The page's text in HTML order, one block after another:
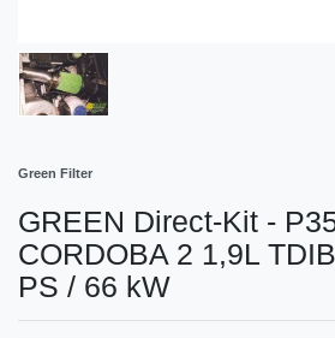
Green Filter
GREEN Direct-Kit -
CORDOBA 2 1,9L
PS / 66 kW